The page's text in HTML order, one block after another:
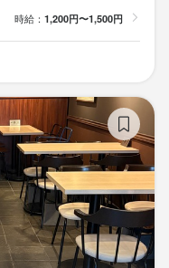
時給： 1,200円〜1,500円